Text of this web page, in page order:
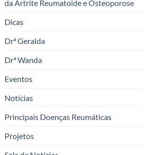
da Artrite Reumatoide e Osteoporose
Dicas
Drª Geralda
Drª Wanda
Eventos
Notícias
Principais Doenças Reumáticas
Projetos